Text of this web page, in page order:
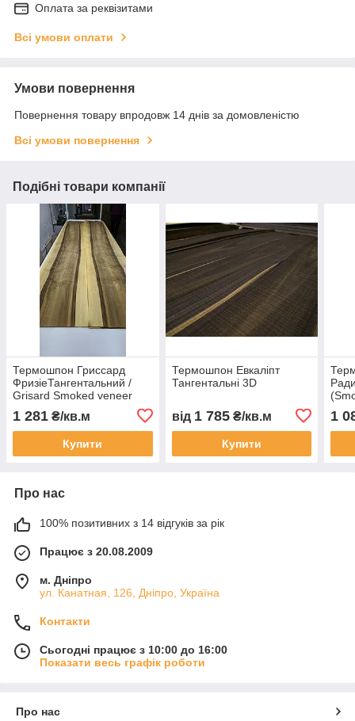
Оплата за реквізитами
Всі умови оплати
Умови повернення
Повернення товару впродовж 14 днів за домовленістю
Всі умови повернення
Подібні товари компанії
Термошпон Гриссард
ФризіеТангентальний /
Grisard Smoked veneer
1 281 ₴/кв.м
Купити
Термошпон Евкаліпт
Тангентальні 3D
від 1 785₴/кв.м
Купити
1
Про нас
100% позитивних з 14 відгуків за рік
Працює з 20.08.2009
м. Дніпро
ул. Канатная, 126, Дніпро, Україна
Контакти
Сьогодні працює з 10:00 до 16:00
Показати весь графік роботи
Про нас